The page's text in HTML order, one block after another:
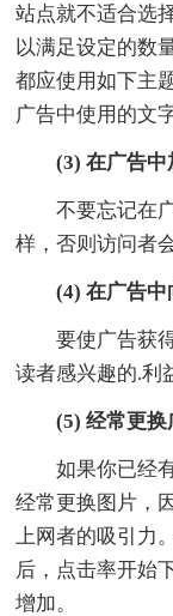
站点就不适合选
以满足设定的数
都应使用如下主
广告中使用的文
(3) 在广告中
不要忘记在广
样，否则访问者
(4) 在广告中
要使广告获得
读者感兴趣的.利
(5) 经常更换
如果你已经有
经常更换图片，
上网者的吸引力
后，点击率开始
增加。